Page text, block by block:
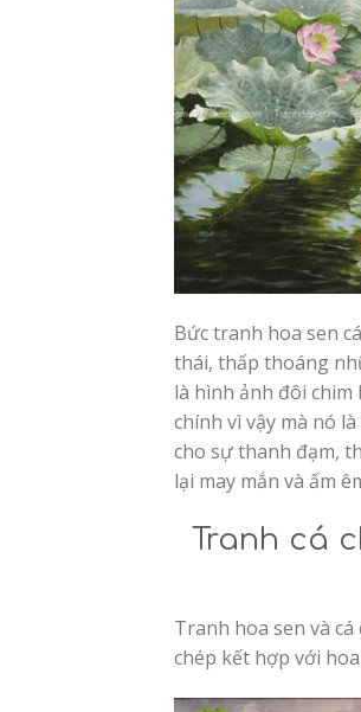
Bức tranh hoa sen
thái, thấp thoáng
là hình ảnh đôi
chính vì vậy mà nó
cho sự thanh đạm,
lại may mắn và ấm
Tranh cá
Tranh hoa sen và
chép kết hợp với